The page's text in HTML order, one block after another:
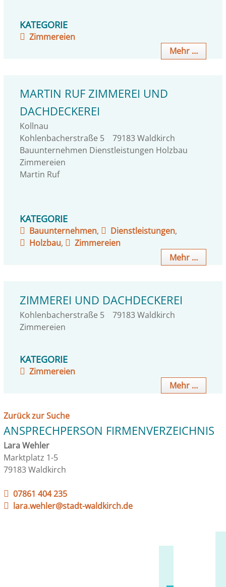
KATEGORIE
Zimmereien
Mehr …
MARTIN RUF ZIMMEREI UND
DACHDECKEREI
Kollnau
Kohlenbacherstraße 5
79183Waldkirch
Bauunternehmen Dienstleistungen Holzbau
Zimmereien
Martin Ruf
KATEGORIE
Bauunternehmen, Dienstleistungen,
Holzbau,
Zimmereien
Mehr …
ZIMMEREI UND DACHDECKEREI
Kohlenbacherstraße 5 79183Waldkirch
Zimmereien
KATEGORIE
Zimmereien
Mehr …
Zurück zur Suche
ANSPRECHPERSON FIRMENVERZEICHNIS
Lara Wehler
Marktplatz 1-5
79183 Waldkirch
07861 404 235
lara.wehler@stadt-waldkirch.de